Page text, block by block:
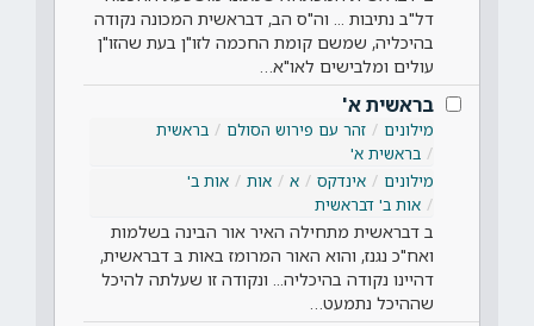
דל"ב נתיבות ... וה"ס הב, דבראשית המכונה נקודה
בהיכליה, שמשם קומת החכמה לזו"ן בעת שהזו"ן
עולים ומלבישים לאו"א…
בראשית א'
מילונים זהר עם פירוש הסולם
בראשית
בראשית א'
מילונים
אינדקס א אות
אות ב'
אות ב' דבראשית
ב דבראשית מתחילה האיר אור הבינה בשלמות
ואח"כ נגנז, והוא האור המרומז באות בּ דבראשית,
דהיינו נקודה בהיכליה... ונקודה זו שעלתה להיכל
שההיכל נתמעט…